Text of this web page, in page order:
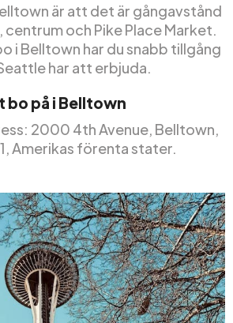
är att det är gångavstånd
och Pike Place Market.
i Belltown har du snabb tillgång
har att erbjuda.
bo på i Belltown
2000 4th Avenue, Belltown,
Amerikas förenta stater.